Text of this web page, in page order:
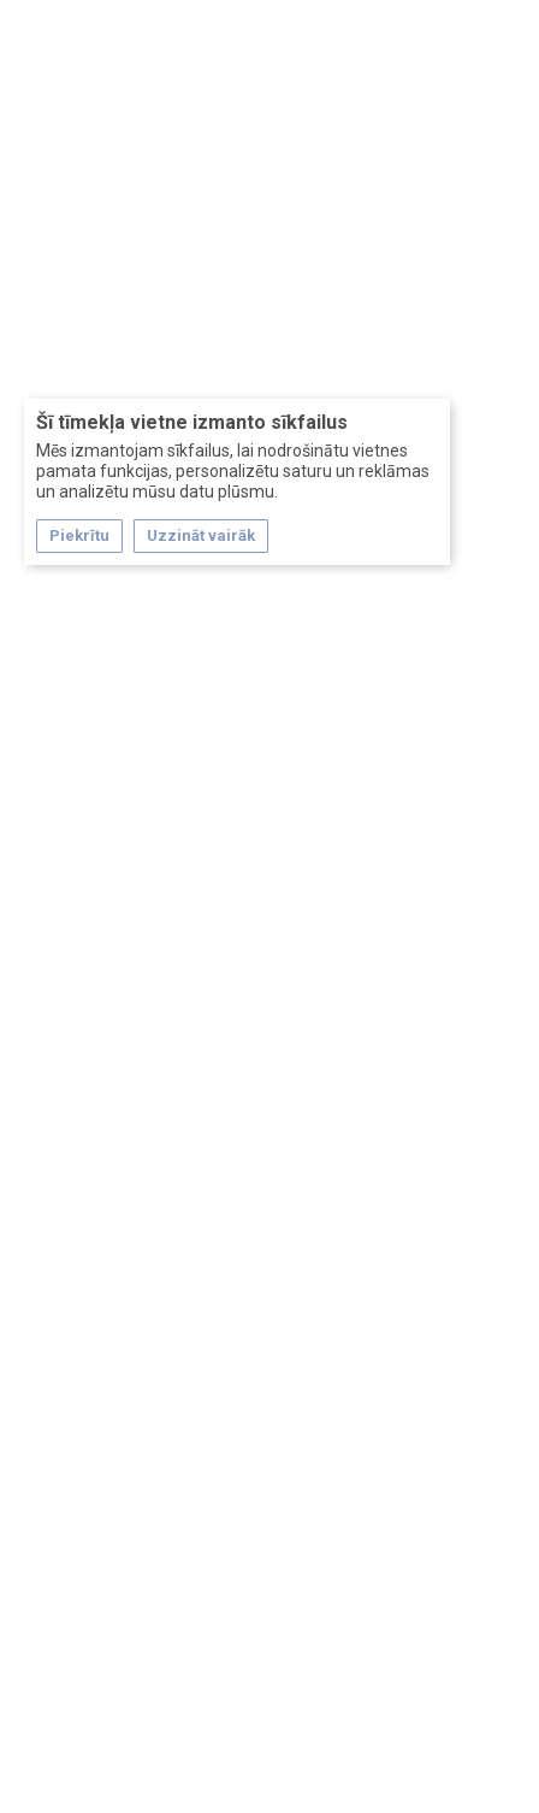
Šī tīmekļa vietne izmanto sīkfailus
Mēs izmantojam sīkfailus, lai nodrošinātu vietnes
pamata funkcijas, personalizētu saturu un reklāmas
un analizētu mūsu datu plūsmu.
Piekrītu Uzzināt vairāk